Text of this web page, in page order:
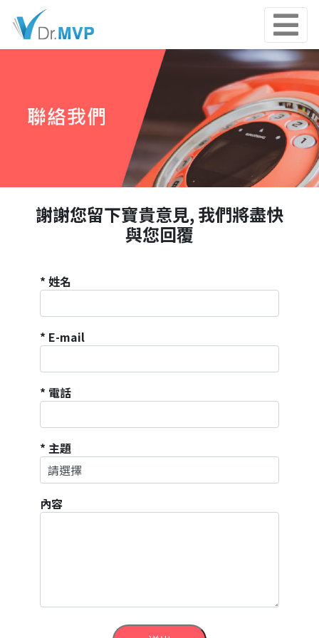
謝謝您留下寶貴意見, 我們將盡快
與您回覆
* 姓名
* E-mail
* 電話
* 主題
內容